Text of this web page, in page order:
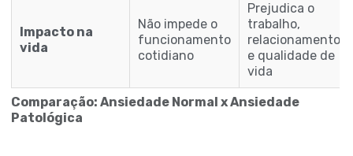
Comparação: Ansiedade Normal x Ansiedade
Patológica
Impacto na
vida
Não impede o
funcionamento
cotidiano
Prejudica o
trabalho,
relacionamentos
e qualidade de
vida